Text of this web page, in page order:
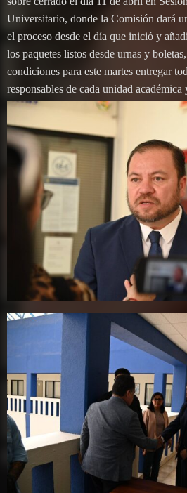
Universitario, donde la Comisión dará
el proceso desde el día que inició y
los paquetes listos desde urnas y
condiciones para este martes entregar
responsables de cada unidad